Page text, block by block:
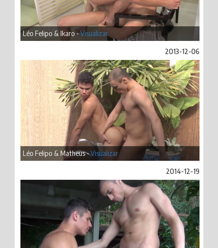
Léo Felipo & Ikaro -Visualizar
2013-12-06
Léo Felipo & Matheus -Visualizar
2014-12-19